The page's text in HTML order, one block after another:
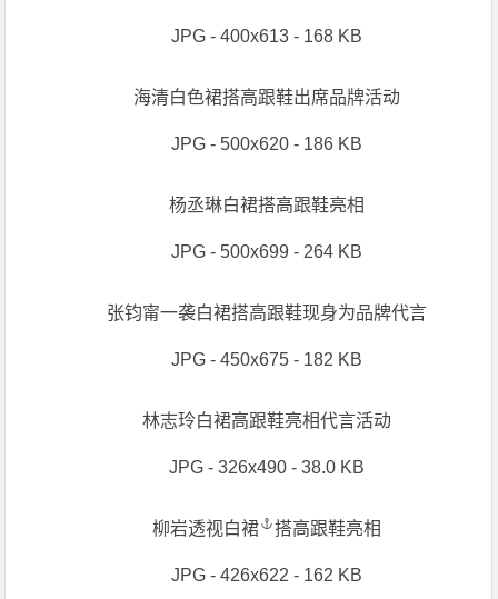
JPG - 400x613 - 168 KB
海清白色裙搭高跟鞋出席品牌活动
JPG - 500x620 - 186 KB
杨丞琳白裙搭高跟鞋亮相
JPG - 500x699 - 264 KB
张钧甯一袭白裙搭高跟鞋现身为品牌代言
JPG - 450x675 - 182 KB
林志玲白裙高跟鞋亮相代言活动
JPG - 326x490 - 38.0 KB
柳岩透视白裙 搭高跟鞋亮相
JPG - 426x622 - 162 KB